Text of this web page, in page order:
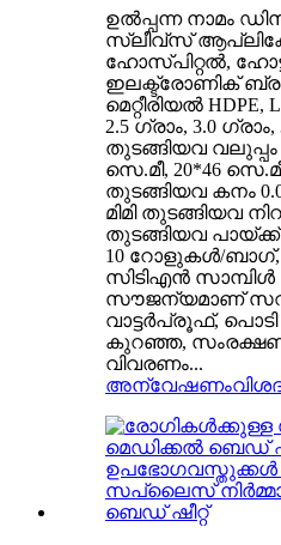
ഉൽപ്പന്ന നാമം
സ്ലീവ്സ്
ഹോസ്പിറ്റൽ,
ഇലക്ട്രോണിക്
മെറ്റീരിയൽ HDPE,
2.5 ഗ്രാം, 3.0
തുടങ്ങിയവ വലുപ്പം
സെ.മീ, 20*46
തുടങ്ങിയവ കനം 0.02
മിമി തുടങ്ങിയവ
തുടങ്ങിയവ
10 റോളുകൾ/
സിടിഎൻ
സൗജന്യമാണ്
വാട്ടർപ്രൂഫ്, പൊടി
കുറഞ്ഞ,
വിവരണം...
അന്വേഷണം